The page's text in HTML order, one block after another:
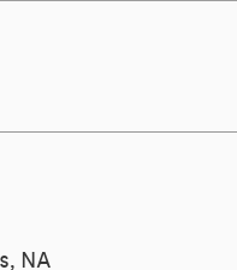
NA